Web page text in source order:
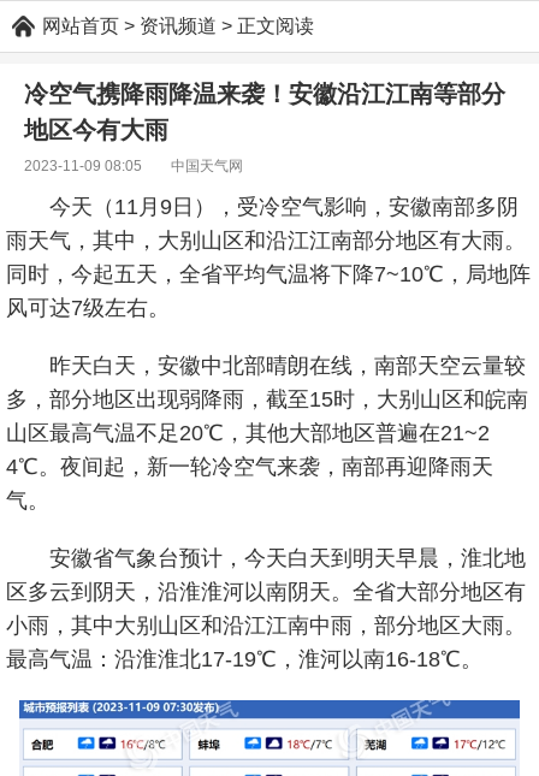
网站首页 > 资讯频道 > 正文阅读
冷空气携降雨降温来袭！安徽沿江江南等部分
地区今有大雨
2023-11-09 08:05 中国天气网
今天（11月9日），受冷空气影响，安徽南部多阴
雨天气，其中，大别山区和沿江江南部分地区有大雨。
同时，今起五天，全省平均气温将下降7~10℃，局地阵
风可达7级左右。
昨天白天，安徽中北部晴朗在线，南部天空云量较
多，部分地区出现弱降雨，截至15时，大别山区和皖南
山区最高气温不足20℃，其他大部地区普遍在21~2
4℃。夜间起，新一轮冷空气来袭，南部再迎降雨天
气。
安徽省气象台预计，今天白天到明天早晨，淮北地
区多云到阴天，沿淮淮河以南阴天。全省大部分地区有
小雨，其中大别山区和沿江江南中雨，部分地区大雨。
最高气温：沿淮淮北17-19℃，淮河以南16-18℃。